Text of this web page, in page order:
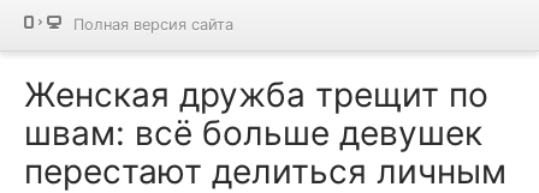
Полная версия сайта
Женская дружба трещит по
швам: всё больше девушек
перестают делиться личным